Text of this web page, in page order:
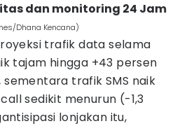
dan monitoring 24 Jam
Dhana Kencana)
trafik data selama
tajam hingga +43 persen
trafik SMS naik
sedikit menurun (-1,3
lonjakan itu,